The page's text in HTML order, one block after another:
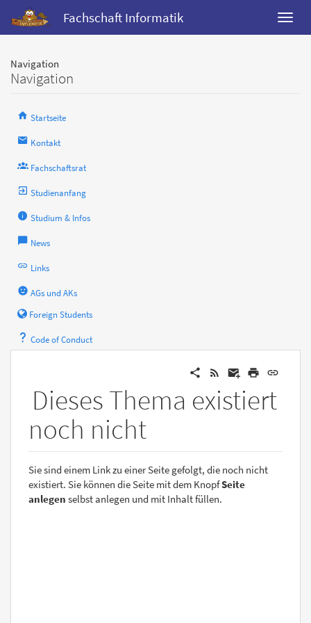
Fachschaft Informatik
Navigation
Navigation
Startseite
Kontakt
Fachschaftsrat
Studienanfang
Studium & Infos
News
Links
AGs und AKs
Foreign Students
Code of Conduct
Dieses Thema existiert
noch nicht
Sie sind einem Link zu einer Seite gefolgt, die noch nicht
existiert. Sie können die Seite mit dem KnopfSeite
anlegen selbst anlegen und mit Inhalt füllen.